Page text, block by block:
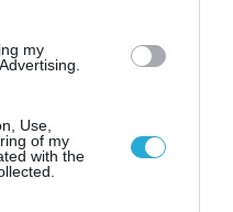
my
Use,
of my
with the
του κόμματος
η
Ουκρανών – Η